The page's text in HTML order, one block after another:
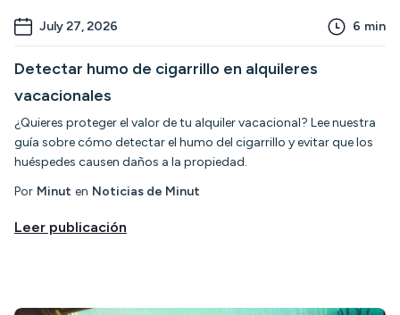
July 27, 2026 6 min
Detectar humo de cigarrillo en alquileres
vacacionales
¿Quieres proteger el valor de tu alquiler vacacional? Lee nuestra
guía sobre cómo detectar el humo del cigarrillo y evitar que los
huéspedes causen daños a la propiedad.
Por Minut en Noticias de Minut
Leer publicación